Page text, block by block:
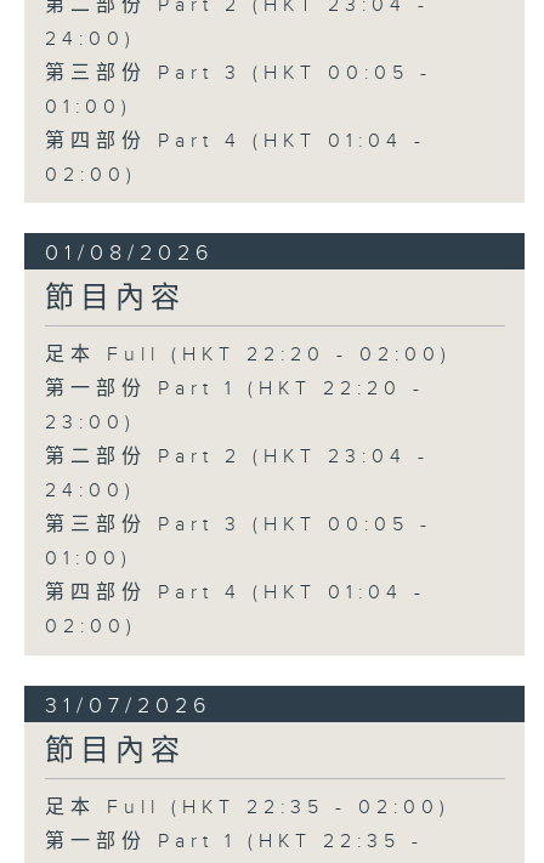
第二部份 Part 2 (HKT 23:04 -
24:00)
第三部份 Part 3 (HKT 00:05 -
01:00)
第四部份 Part 4 (HKT 01:04 -
02:00)
01/08/2026
節目內容
足本 Full (HKT 22:20 - 02:00)
第一部份 Part 1 (HKT 22:20 -
23:00)
第二部份 Part 2 (HKT 23:04 -
24:00)
第三部份 Part 3 (HKT 00:05 -
01:00)
第四部份 Part 4 (HKT 01:04 -
02:00)
31/07/2026
節目內容
足本 Full (HKT 22:35 - 02:00)
第一部份 Part 1 (HKT 22:35 -